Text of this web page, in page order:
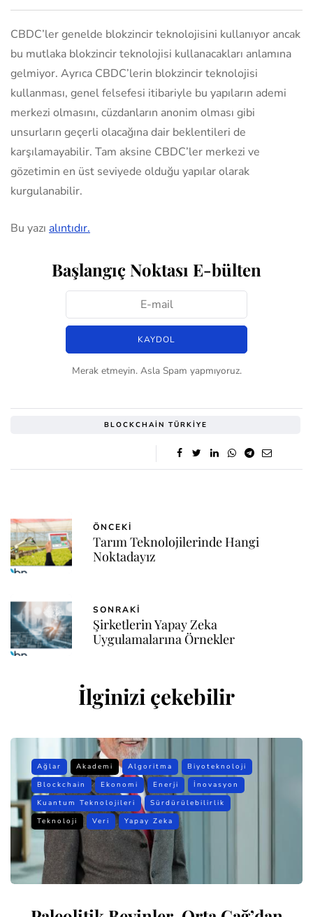
CBDC’ler genelde blokzincir teknolojisini kullanıyor ancak
bu mutlaka blokzincir teknolojisi kullanacakları anlamına
gelmiyor. Ayrıca CBDC’lerin blokzincir teknolojisi
kullanması, genel felsefesi itibariyle bu yapıların ademi
merkezi olmasını, cüzdanların anonim olması gibi
unsurların geçerli olacağına dair beklentileri de
karşılamayabilir. Tam aksine CBDC’ler merkezi ve
gözetimin en üst seviyede olduğu yapılar olarak
kurgulanabilir.
Bu yazı alıntıdır.
Başlangıç Noktası E-bülten
Merak etmeyin. Asla Spam yapmıyoruz.
BLOCKCHAIN TÜRKIYE
ÖNCEKI
Tarım Teknolojilerinde Hangi
Noktadayız
SONRAKI
Şirketlerin Yapay Zeka
Uygulamalarına Örnekler
İlginizi çekebilir
Ağlar Akademi Algoritma
Biyoteknoloji
Blockchain
Ekonomi Enerji
İnovasyon
Kuantum Teknolojileri
Sürdürülebilirlik
Teknoloji
Veri Yapay Zeka